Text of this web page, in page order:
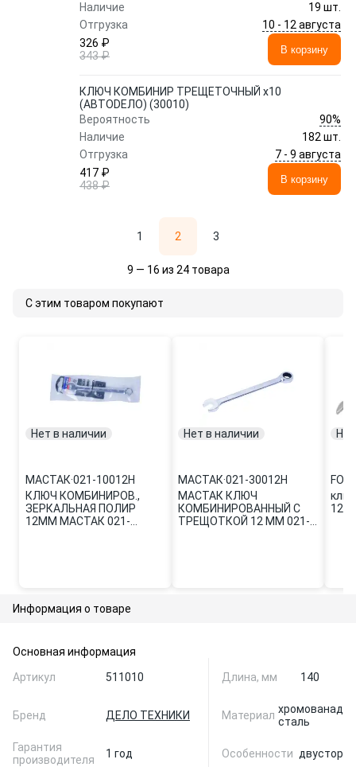
Наличие
19 шт.
Отгрузка
10 - 12 августа
326 ₽
343 ₽
В корзину
КЛЮЧ КОМБИНИР ТРЕЩЕТОЧНЫЙ x10
(АВТОDЕЛО) (30010)
Вероятность
90%
Наличие
182 шт.
Отгрузка
7 - 9 августа
417 ₽
438 ₽
В корзину
1 2 3
9 — 16 из 24 товара
С этим товаром покупают
Нет в наличии
МАСТАК·021-10012H
КЛЮЧ КОМБИНИРОВ.,
ЗЕРКАЛЬНАЯ ПОЛИР
12ММ МАСТАК 021-
Нет в наличии
МАСТАК·021-30012H
МАСТАК КЛЮЧ
КОМБИНИРОВАННЫЙ С
ТРЕЩОТКОЙ 12 ММ 021-
Информация о товаре
Основная информация
Артикул
511010
Бренд ДЕЛО ТЕХНИКИ
Гарантия
производителя
1 год
Длина, мм 140
Материал сталь
Особенности